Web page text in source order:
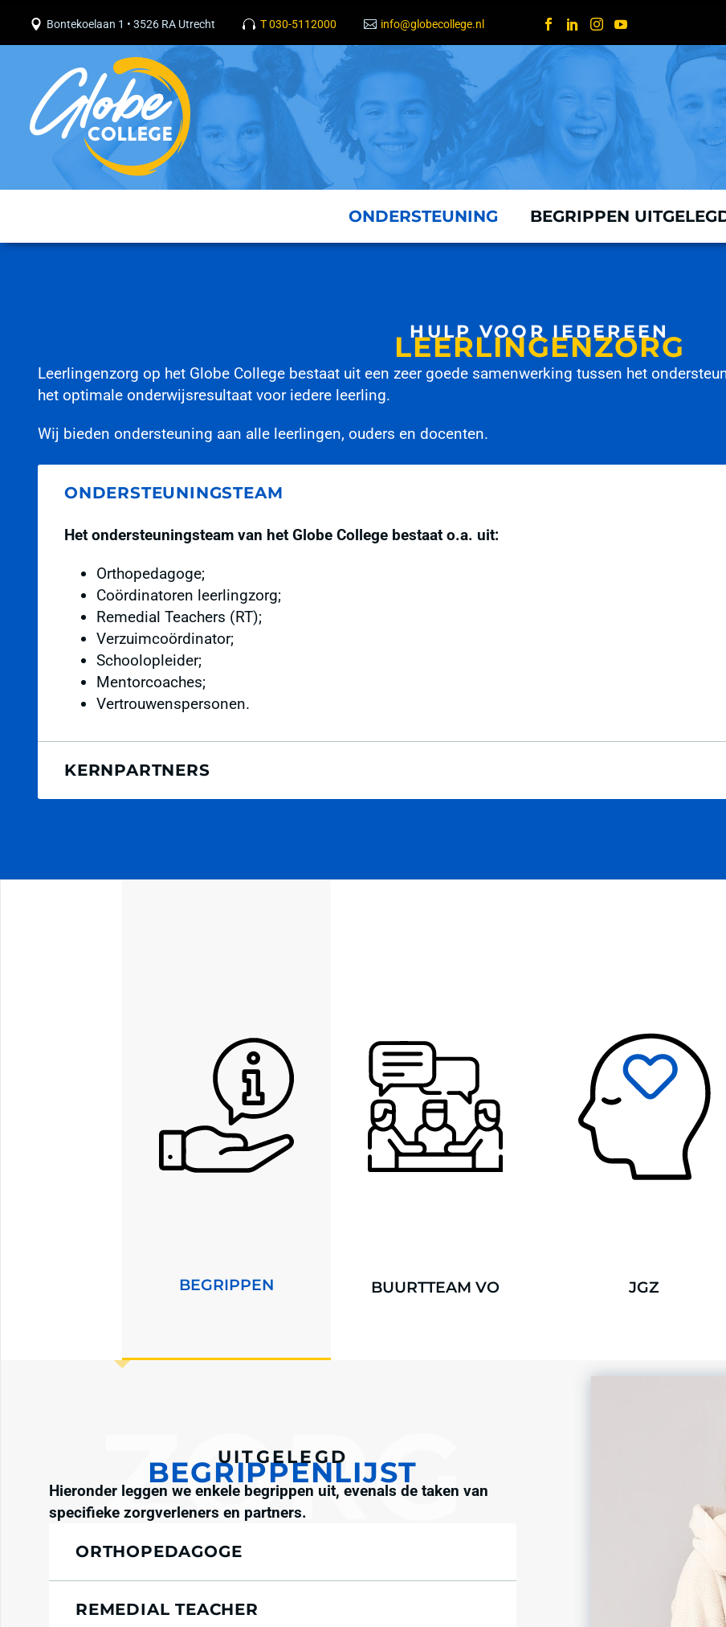
Bontekoelaan 1 • 3526 RA Utrecht T 030-5112000 info@globecollege.nl
ONDERSTEUNING BEGRIPPEN
HULP VOOR IEDEREEN
LEERLINGENZORG
Leerlingenzorg op het Globe College bestaat uit een zeer goede samenwerking tussen het
het optimale onderwijsresultaat voor iedere leerling.
Wij bieden ondersteuning aan alle leerlingen, ouders en docenten.
ONDERSTEUNINGSTEAM
Het ondersteuningsteam van het Globe College bestaat o.a. uit:
Orthopedagoge;
Coördinatoren leerlingzorg;
Remedial Teachers (RT);
Verzuimcoördinator;
Schoolopleider;
Mentorcoaches;
Vertrouwenspersonen.
KERNPARTNERS
BEGRIPPEN BUURTTEAM VO JGZ
UITGELEGD
BEGRIPPENLIJST
Hieronder leggen we enkele begrippen uit, evenals de taken van
specifieke zorgverleners en partners.
ORTHOPEDAGOGE
REMEDIAL TEACHER